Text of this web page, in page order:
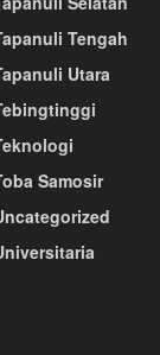
Tengah
Utara
Samosir